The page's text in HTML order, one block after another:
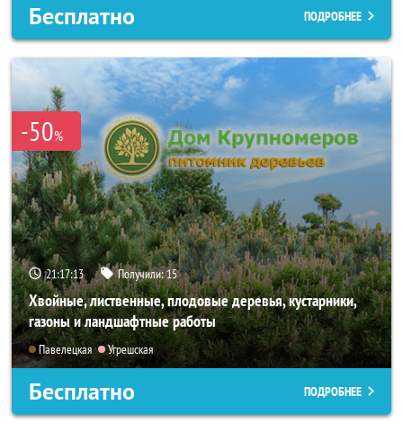
Бесплатно ПОДРОБНЕЕ
-50%
21:17:13 Получили:15
Хвойные, лиственные, плодовые деревья, кустарники,
газоны и ландшафтные работы
Павелецкая Угрешская
Бесплатно ПОДРОБНЕЕ